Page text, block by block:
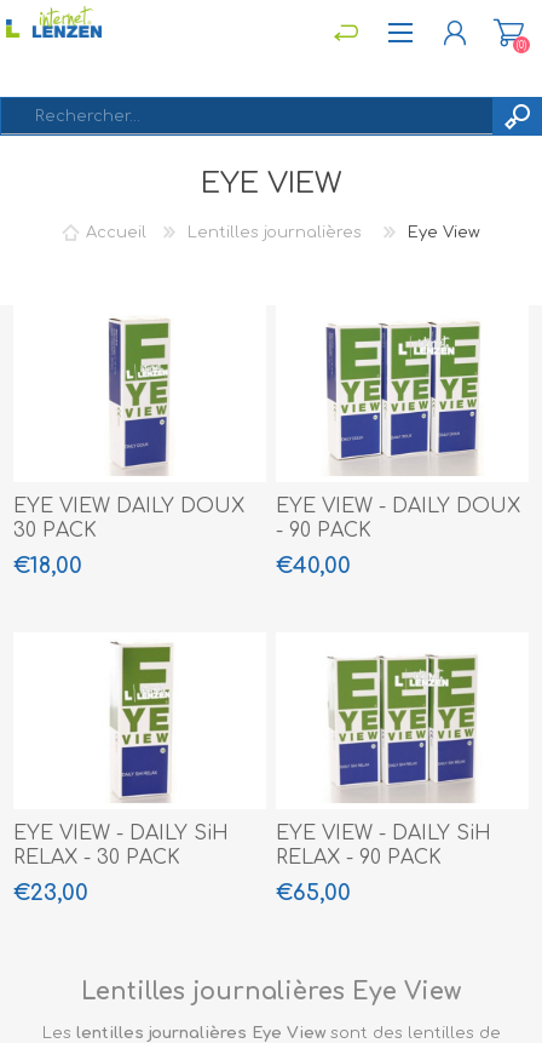
CONNEXION
(0)
EYE VIEW
Accueil Lentilles journalières Eye View
EYE VIEW DAILY DOUX
30 PACK
€18,00
EYE VIEW - DAILY DOUX
- 90 PACK
€40,00
EYE VIEW - DAILY SiH
RELAX - 30 PACK
€23,00
EYE VIEW - DAILY SiH
RELAX - 90 PACK
€65,00
Lentilles journalières Eye View
Les lentilles journalières Eye Viewsont des lentilles de